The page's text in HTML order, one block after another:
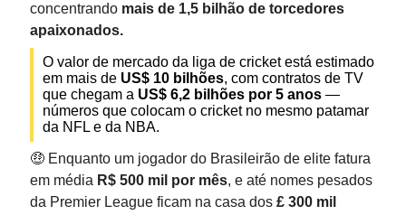
concentrando mais de 1,5 bilhão de torcedores
apaixonados.
O valor de mercado da liga de cricket está estimado
em mais de US$ 10 bilhões, com contratos de TV
que chegam a US$ 6,2 bilhões por 5 anos —
números que colocam o cricket no mesmo patamar
da NFL e da NBA.
🤑 Enquanto um jogador do Brasileirão de elite fatura
em média R$ 500 mil por mês, e até nomes pesados
da Premier League ficam na casa dos £ 300 mil